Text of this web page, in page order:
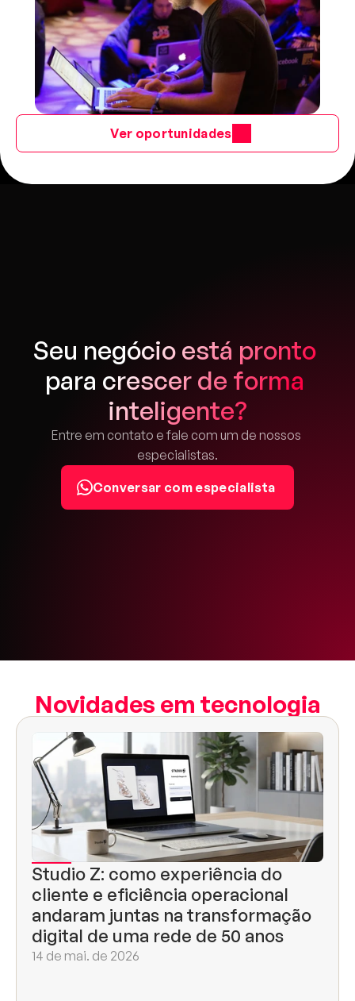
Ver oportunidades
Seu negócio está pronto
para crescer de forma
inteligente?
Entre em contato e fale com um de nossos
especialistas.
Conversar com especialista
Novidades em tecnologia
Studio Z: como experiência do
cliente e eficiência operacional
andaram juntas na transformação
digital de uma rede de 50 anos
14 de mai. de 2026